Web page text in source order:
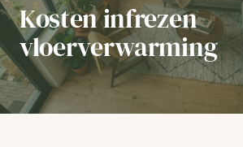
Kosten infrezen
vloerverwarming